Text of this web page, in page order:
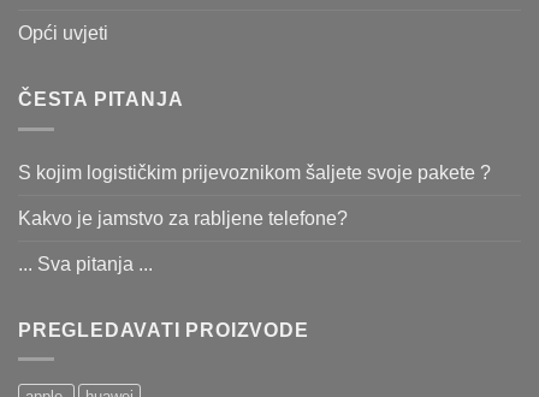
Opći uvjeti
ČESTA PITANJA
S kojim logističkim prijevoznikom šaljete svoje pakete ?
Kakvo je jamstvo za rabljene telefone?
... Sva pitanja ...
PREGLEDAVATI PROIZVODE